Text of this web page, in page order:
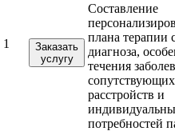
1
Заказать
услугу
Составление
плана терапии
диагноза,
течения
сопутствующих
расстройств и
потребностей